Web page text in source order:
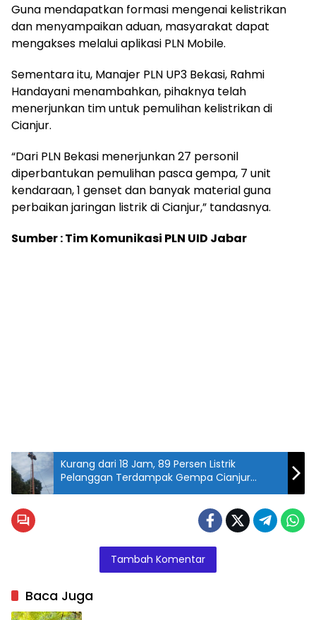
Guna mendapatkan formasi mengenai kelistrikan
dan menyampaikan aduan, masyarakat dapat
mengakses melalui aplikasi PLN Mobile.
Sementara itu, Manajer PLN UP3 Bekasi, Rahmi
Handayani menambahkan, pihaknya telah
menerjunkan tim untuk pemulihan kelistrikan di
Cianjur.
“Dari PLN Bekasi menerjunkan 27 personil
diperbantukan pemulihan pasca gempa, 7 unit
kendaraan, 1 genset dan banyak material guna
perbaikan jaringan listrik di Cianjur,” tandasnya.
Sumber : Tim Komunikasi PLN UID Jabar
Kurang dari 18 Jam, 89 Persen Listrik
Pelanggan Terdampak Gempa Cianjur
Sudah Menyala
Tambah Komentar
Baca Juga